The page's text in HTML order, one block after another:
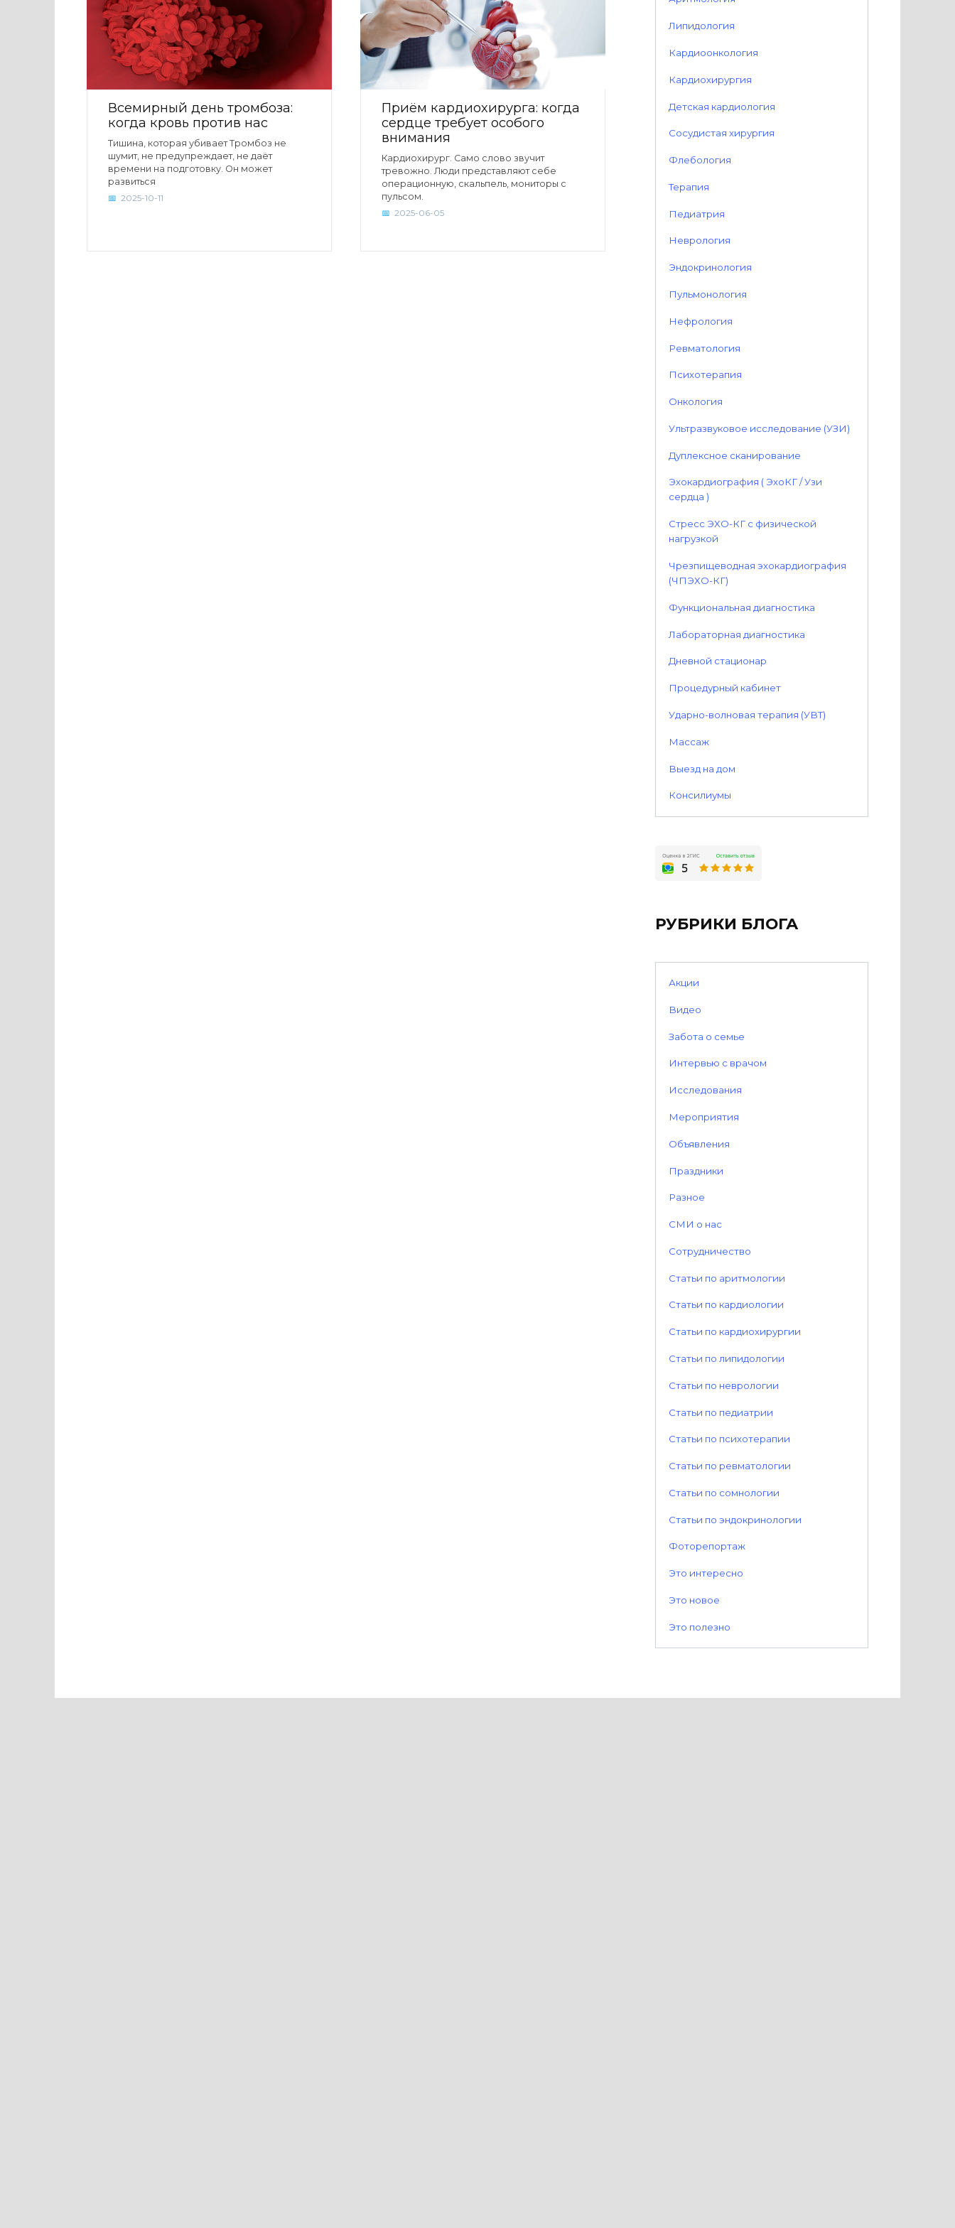
Всемирный день тромбоза:
когда кровь против нас
Тишина, которая убивает Тромбоз не
шумит, не предупреждает, не даёт
времени на подготовку. Он может
развиться
2025-10-11
Приём кардиохирурга: когда
сердце требует особого
внимания
Кардиохирург. Само слово звучит
тревожно. Люди представляют себе
операционную, скальпель, мониторы с
пульсом.
2025-06-05
Липидология
Кардиоонкология
Кардиохирургия
Детская кардиология
Сосудистая хирургия
Флебология
Терапия
Педиатрия
Неврология
Эндокринология
Пульмонология
Нефрология
Ревматология
Психотерапия
Онкология
Ультразвуковое исследование (УЗИ)
Дуплексное сканирование
Эхокардиография ( ЭхоКГ / Узи
сердца )
Стресс ЭХО-КГ с физической
нагрузкой
Чрезпищеводная эхокардиография
(ЧПЭХО-КГ)
Функциональная диагностика
Лабораторная диагностика
Дневной стационар
Процедурный кабинет
Ударно-волновая терапия (УВТ)
Массаж
Выезд на дом
Консилиумы
РУБРИКИ БЛОГА
Акции
Видео
Забота о семье
Интервью с врачом
Исследования
Мероприятия
Объявления
Праздники
Разное
СМИ о нас
Сотрудничество
Статьи по аритмологии
Статьи по кардиологии
Статьи по кардиохирургии
Статьи по липидологии
Статьи по неврологии
Статьи по педиатрии
Статьи по психотерапии
Статьи по ревматологии
Статьи по сомнологии
Статьи по эндокринологии
Фоторепортаж
Это интересно
Это новое
Это полезно